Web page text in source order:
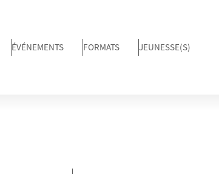
ÉVÉNEMENTS FORMATS JEUNESSE(S)